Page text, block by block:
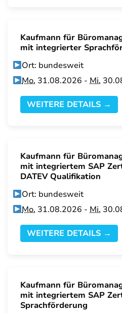
Kaufmann für
mit integrierter
Ort: bundesweit
Mo. 31.08.2026 -Mi.
WEITERE DETAILS →
Kaufmann für
mit integriertem SAP
DATEV Qualifikation
Ort: bundesweit
Mo. 31.08.2026 -Mi.
WEITERE DETAILS →
Kaufmann für
mit integriertem SAP
Sprachförderung